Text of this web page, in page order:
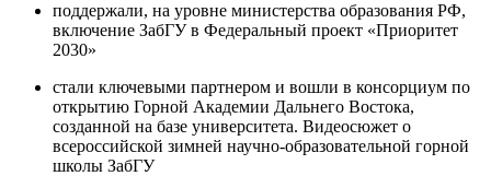
поддержали, на уровне министерства образования РФ,
включение ЗабГУ в Федеральный проект «Приоритет
2030»
стали ключевыми партнером и вошли в консорциум по
открытию Горной Академии Дальнего Востока,
созданной на базе университета. Видеосюжет о
всероссийской зимней научно-образовательной горной
школы ЗабГУ